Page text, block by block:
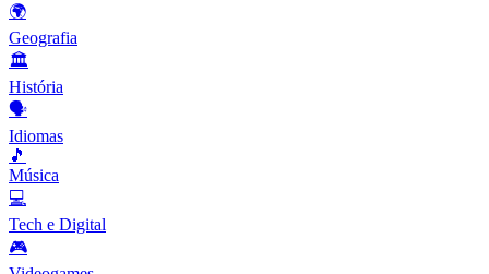
🌍
Geografia
🏛️
História
🗣️
Idiomas
🎵
Música
💻
Tech e Digital
🎮